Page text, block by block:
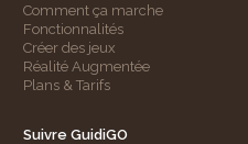
Comment ça marche
Fonctionnalités
Créer des jeux
Réalité Augmentée
Plans & Tarifs
Suivre GuidiGO